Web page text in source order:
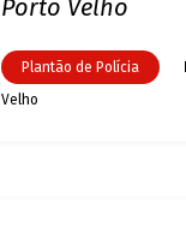
Porto Velho
Plantão de Polícia
Velho